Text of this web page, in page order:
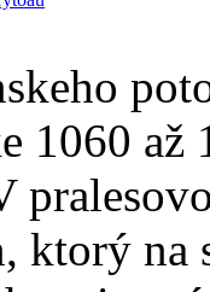
1060 až
ktorý na